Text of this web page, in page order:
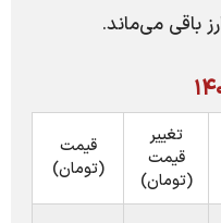
باقی می‌ماند.
تغییر
قیمت
(تومان)
قیمت
(تومان)